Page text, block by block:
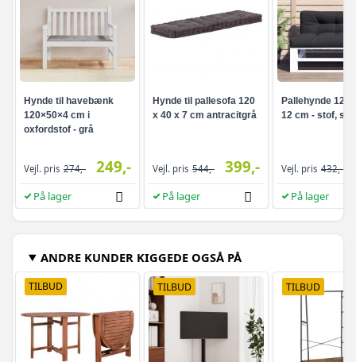
Hynde til havebænk
120×50×4 cm i
oxfordstof - grå
Vejl. pris 274,- 249,-
På lager
Hynde til pallesofa 120
x 40 x 7 cm antracitgrå
Vejl. pris 544,- 399,-
På lager
Pallehynde 120
12 cm - stof,
Vejl. pris 432,-
På lager
ANDRE KUNDER KIGGEDE OGSÅ PÅ
TILBUD TILBUD TILBUD